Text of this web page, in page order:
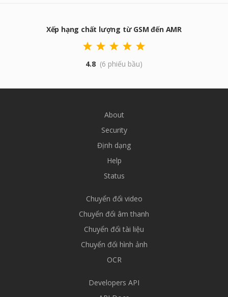
Xếp hạng chất lượng từ GSM đến AMR
4.8 (6 phiếu bầu)
About
Security
Định dạng
Help
Status
Chuyển đổi video
Chuyển đổi âm thanh
Chuyển đổi tài liệu
Chuyển đổi hình ảnh
OCR
Developers API